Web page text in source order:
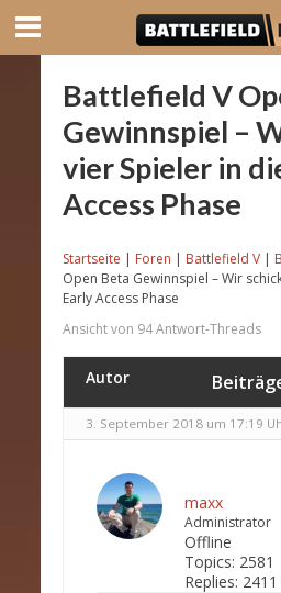
Battlefield V
Gewinnspiel –
vier Spieler in
Access Phase
Startseite | Foren | Battlefield V |
Open Beta Gewinnspiel – Wir
Early Access Phase
Ansicht von 94 Antwort-Threads
Autor
3. September 2018 um 17:19
maxx
Administrator
Offline
Topics: 2581
Replies: 2411